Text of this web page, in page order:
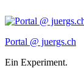
Inhalt
Portal @ juergs.ch
Ein Experiment.